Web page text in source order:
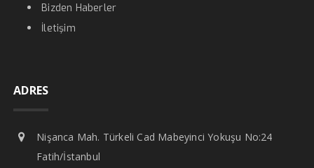
Bizden Haberler
İletişim
ADRES
Nişanca Mah. Türkeli Cad Mabeyinci Yokuşu No:24
Fatih/İstanbul